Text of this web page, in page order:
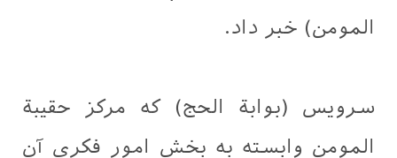
المومن) خبر داد.
سرویس (بوابة الحج) که مرکز حقیبة
المومن وابسته به بخش امور فكرى آن